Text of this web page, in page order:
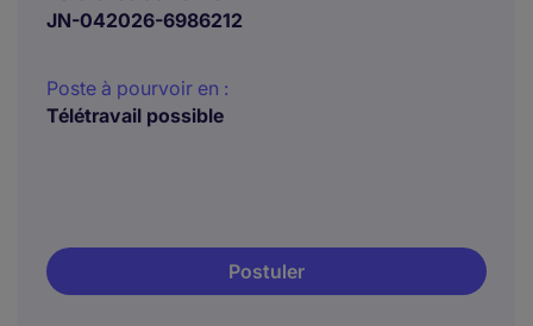
JN-042026-6986212
Poste à pourvoir en :
Télétravail possible
Postuler